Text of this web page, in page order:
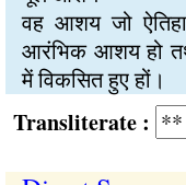
वह आशय जो
आरंभिक आशय हो
में विकसित हुए हों।
: